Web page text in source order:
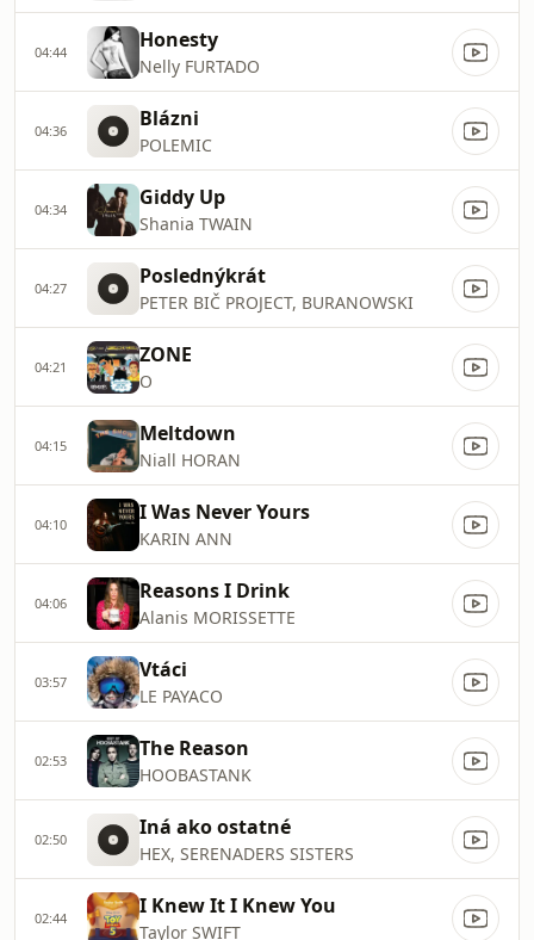
04:44 Honesty
Nelly FURTADO
04:36 Blázni
POLEMIC
04:34 Giddy Up
Shania TWAIN
04:27 Poslednýkrát
PETER BIČ PROJECT, BURANOWSKI
04:21 ZONE
O
04:15 Meltdown
Niall HORAN
04:10 I Was Never Yours
KARIN ANN
04:06 Reasons I Drink
Alanis MORISSETTE
03:57 Vtáci
LE PAYACO
02:53 The Reason
HOOBASTANK
02:50 Iná ako ostatné
HEX, SERENADERS SISTERS
02:44 I Knew It I Knew You
Taylor SWIFT